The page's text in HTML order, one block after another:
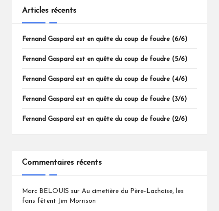
Articles récents
Fernand Gaspard est en quête du coup de foudre (6/6)
Fernand Gaspard est en quête du coup de foudre (5/6)
Fernand Gaspard est en quête du coup de foudre (4/6)
Fernand Gaspard est en quête du coup de foudre (3/6)
Fernand Gaspard est en quête du coup de foudre (2/6)
Commentaires récents
Marc BELOUIS sur Au cimetière du Père-Lachaise, les
fans fêtent Jim Morrison